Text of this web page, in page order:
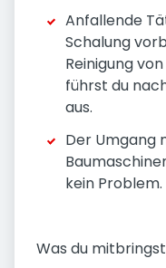
Anfallende
Schalung
Reinigung
führst du
aus.
Der Umgang
kein Problem.
Was du